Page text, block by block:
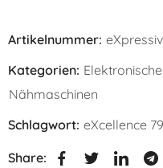
Artikelnummer:
Kategorien:
Nähmaschinen
Schlagwort: eXcellence
Share: